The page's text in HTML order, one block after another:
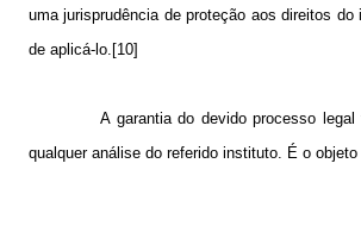
uma jurisprudência de proteção aos direitos
de aplicá-lo.[10]
A garantia do devido processo
qualquer análise do referido instituto. É o